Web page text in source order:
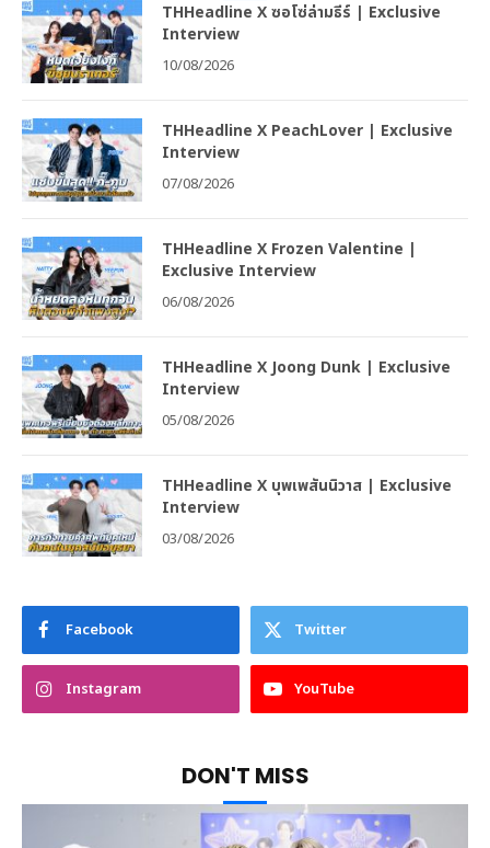
THHeadline X ซอโซ่ล่ามธีร์ | Exclusive
Interview
10/08/2026
THHeadline X PeachLover | Exclusive
Interview
07/08/2026
THHeadline X Frozen Valentine |
Exclusive Interview
06/08/2026
THHeadline X Joong Dunk | Exclusive
Interview
05/08/2026
THHeadline X บุพเพสันนิวาส | Exclusive
Interview
03/08/2026
Facebook Twitter
Instagram YouTube
DON'T MISS